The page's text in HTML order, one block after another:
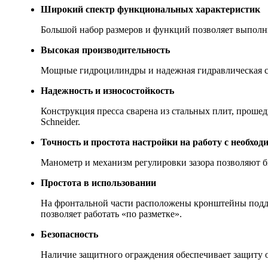
Широкий спектр функциональных характеристик
Большой набор размеров и функций позволяет
Высокая производительность
Мощные гидроцилиндры и надежная гидравлическая
Надежность и износостойкость
Конструкция пресса сварена из стальных плит,
Schneider.
Точность и простота настройки на работу с
Манометр и механизм регулировки зазора
Простота в использовании
На фронтальной части расположены кронштейны
позволяет работать «по разметке».
Безопасность
Наличие защитного ограждения обеспечивает